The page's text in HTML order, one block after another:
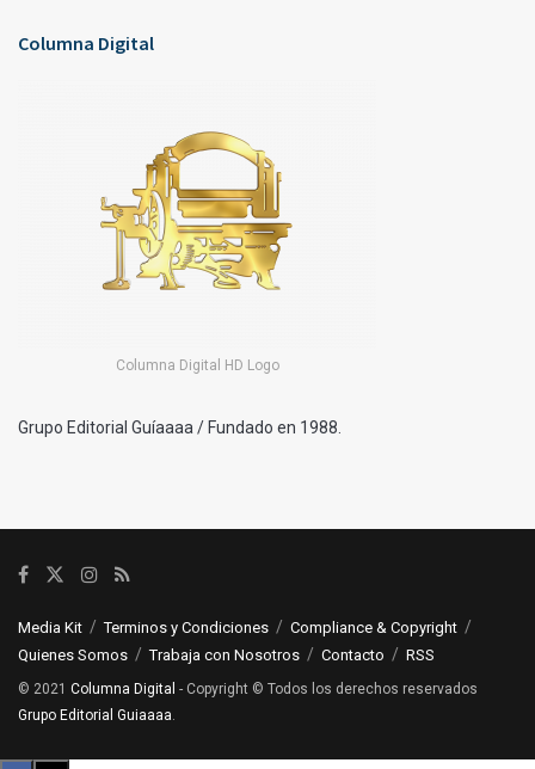
Columna Digital
Columna Digital HD Logo
Grupo Editorial Guíaaaa / Fundado en 1988.
Media Kit Terminos y Condiciones
Compliance & Copyright
Quienes Somos
Trabaja con Nosotros Contacto RSS
© 2021 Columna Digital - Copyright © Todos los derechos reservados
Grupo Editorial Guiaaaa.